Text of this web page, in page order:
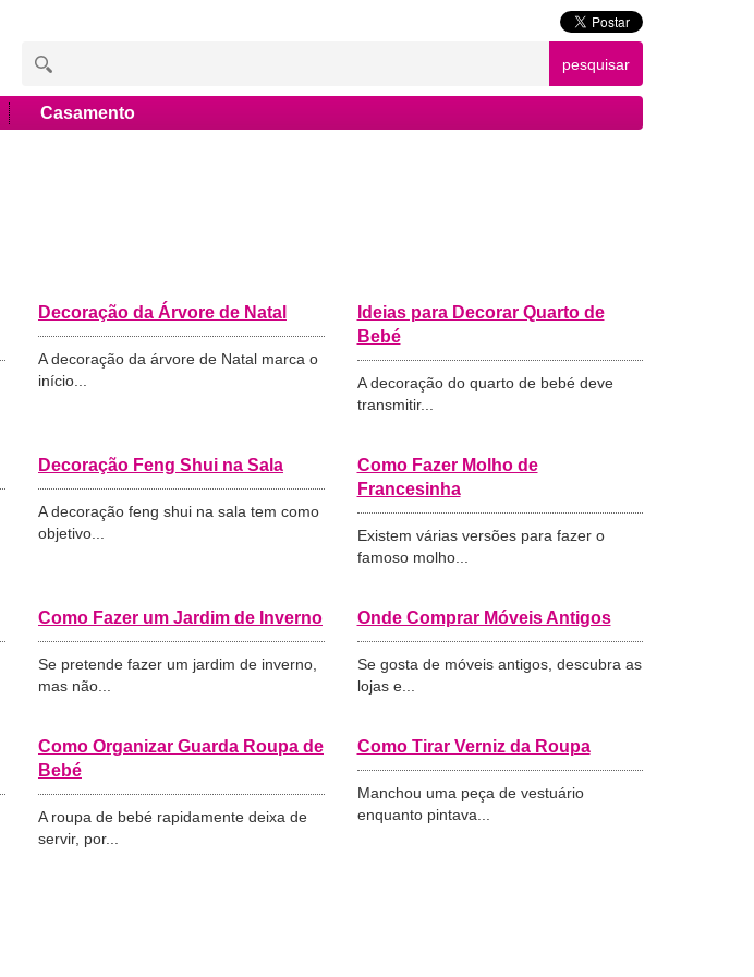
pesquisar
Casamento
Decoração da Árvore de Natal
A decoração da árvore de Natal marca o
início...
Ideias para Decorar Quarto de
Bebé
A decoração do quarto de bebé deve
transmitir...
Decoração Feng Shui na Sala
A decoração feng shui na sala tem como
objetivo...
Como Fazer Molho de
Francesinha
Existem várias versões para fazer o
famoso molho...
Como Fazer um Jardim de Inverno
Se pretende fazer um jardim de inverno,
mas não...
Onde Comprar Móveis Antigos
Se gosta de móveis antigos, descubra as
lojas e...
Como Organizar Guarda Roupa de
Bebé
A roupa de bebé rapidamente deixa de
servir, por...
Como Tirar Verniz da Roupa
Manchou uma peça de vestuário
enquanto pintava...